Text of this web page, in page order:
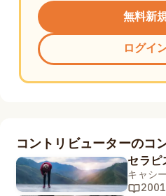
無料新
ログイ
コントリビューターのコ
セラピ
キャシ